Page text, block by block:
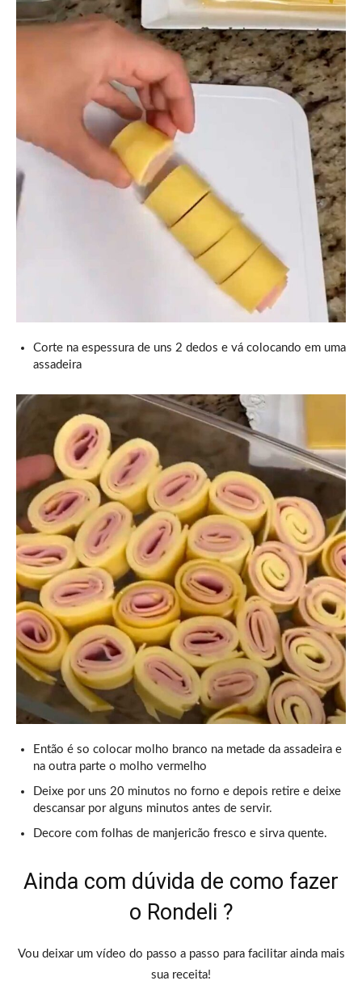
Corte na espessura de uns 2 dedos e vá colocando em uma
assadeira
Então é so colocar molho branco na metade da assadeira e
na outra parte o molho vermelho
Deixe por uns 20 minutos no forno e depois retire e deixe
descansar por alguns minutos antes de servir.
Decore com folhas de manjericão fresco e sirva quente.
Ainda com dúvida de como fazer
o Rondeli ?
Vou deixar um vídeo do passo a passo para facilitar ainda mais
sua receita!